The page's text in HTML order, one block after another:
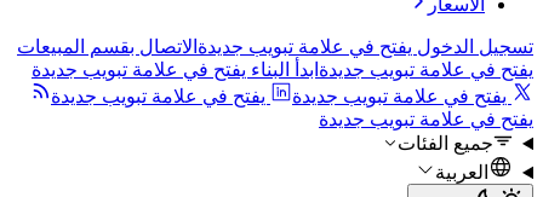
الأسعار
تسجيل الدخول يفتح في علامة تبويب جديدة الاتصال بقسم المبيعات
يفتح في علامة تبويب جديدة ابدأ البناء يفتح في علامة تبويب جديدة
يفتح في علامة تبويب جديدة
يفتح في علامة تبويب جديدة
يفتح في علامة تبويب جديدة
جميع الفئات
العربية